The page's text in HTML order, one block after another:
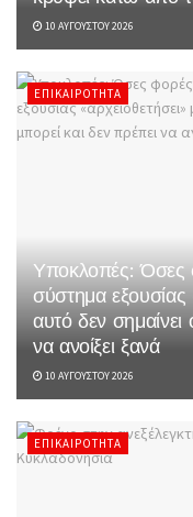
10 ΑΥΓΟΎΣΤΟΥ 2026
ΕΠΙΚΑΙΡΌΤΗΤΑ
Υποκλοπές: Όσες
σύστημα εξουσίας
αυτό δεν σημαίνει
να ανοίξει ξανά
10 ΑΥΓΟΎΣΤΟΥ 2026
ΕΠΙΚΑΙΡΌΤΗΤΑ